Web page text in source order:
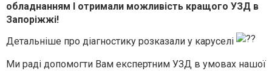
обладнанням І отримали можливість кращого УЗД в
Запоріжжі!
Детальніше про діагностику розказали у каруселі
Ми раді допомогти Вам експертним УЗД в умовах нашої